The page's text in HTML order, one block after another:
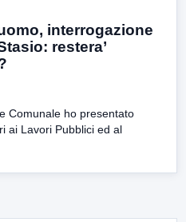
interrogazione
restera’
Comunale ho presentato
ai Lavori Pubblici ed al